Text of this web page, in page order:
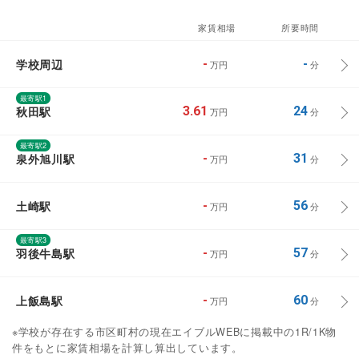
家賃相場 所要時間
学校周辺 - 万円 - 分
最寄駅1
秋田駅 3.61 万円 24分
最寄駅2
泉外旭川駅 - 万円 31 分
土崎駅 - 万円 56分
最寄駅3
羽後牛島駅 - 万円 57分
上飯島駅 - 万円 60分
※学校が存在する市区町村の現在エイブルWEBに掲載中の1R/1K物
件をもとに家賃相場を計算し算出しています。